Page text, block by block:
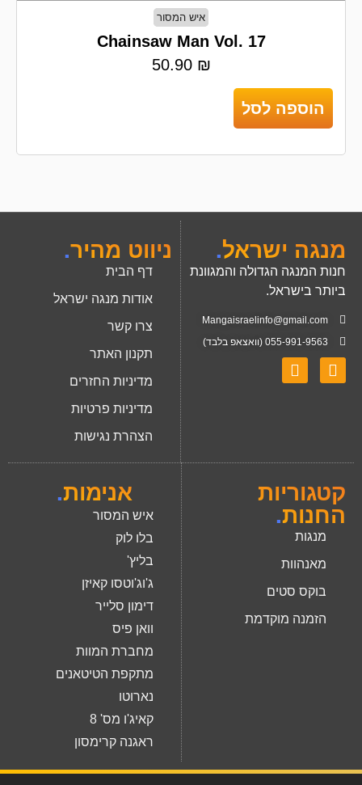
איש המסור
Chainsaw Man Vol. 17
50.90 ₪
הוספה לסל
מנגה ישראל.
חנות המנגה הגדולה והמגוונת
ביותר בישראל.
Mangaisraelinfo@gmail.com
055-991-9563 (וואצאפ בלבד)
ניווט מהיר.
דף הבית
אודות מנגה ישראל
צרו קשר
תקנון האתר
מדיניות החזרים
מדיניות פרטיות
הצהרת נגישות
קטגוריות
החנות.
מנגות
מאנהוות
בוקס סטים
הזמנה מוקדמת
אנימות.
איש המסור
בלו לוק
בליץ'
ג'וג'וטסו קאיזן
דימון סלייר
וואן פיס
מחברת המוות
מתקפת הטיטאנים
נארוטו
קאיג'ו מס' 8
ראגנה קרימסון